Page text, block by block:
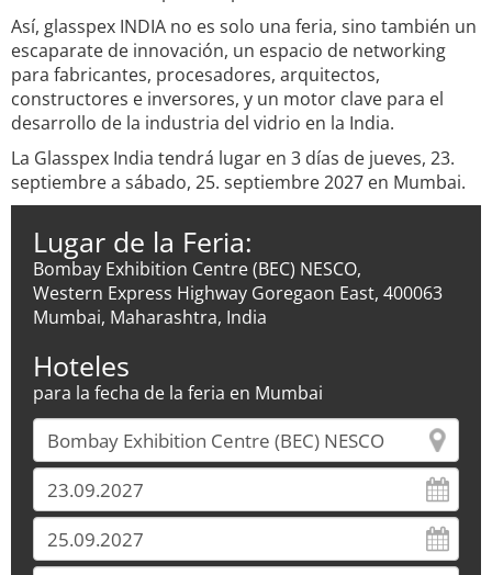
Así, glasspex INDIA no es solo una feria, sino también un
escaparate de innovación, un espacio de networking
para fabricantes, procesadores, arquitectos,
constructores e inversores, y un motor clave para el
desarrollo de la industria del vidrio en la India.
La Glasspex India tendrá lugar en 3 días de jueves, 23.
septiembre a sábado, 25. septiembre 2027 en Mumbai.
Lugar de la Feria:
Bombay Exhibition Centre (BEC) NESCO,
Western Express Highway Goregaon East, 400063
Mumbai, Maharashtra, India
Hoteles
para la fecha de la feria en Mumbai